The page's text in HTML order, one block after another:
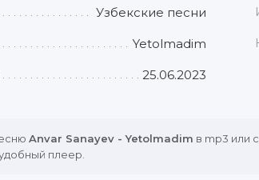
Узбекские песни
Yetolmadim
25.06.2023
Anvar Sanayev - Yetolmadim в mp3 или
плеер.